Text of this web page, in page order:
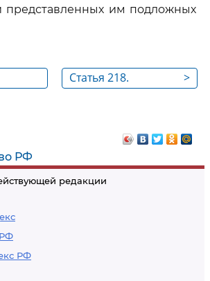
РФ
редакции
РФ
представленных им подложных
>
Статья 218.
трудовых споров
работников
отдельных
категорий